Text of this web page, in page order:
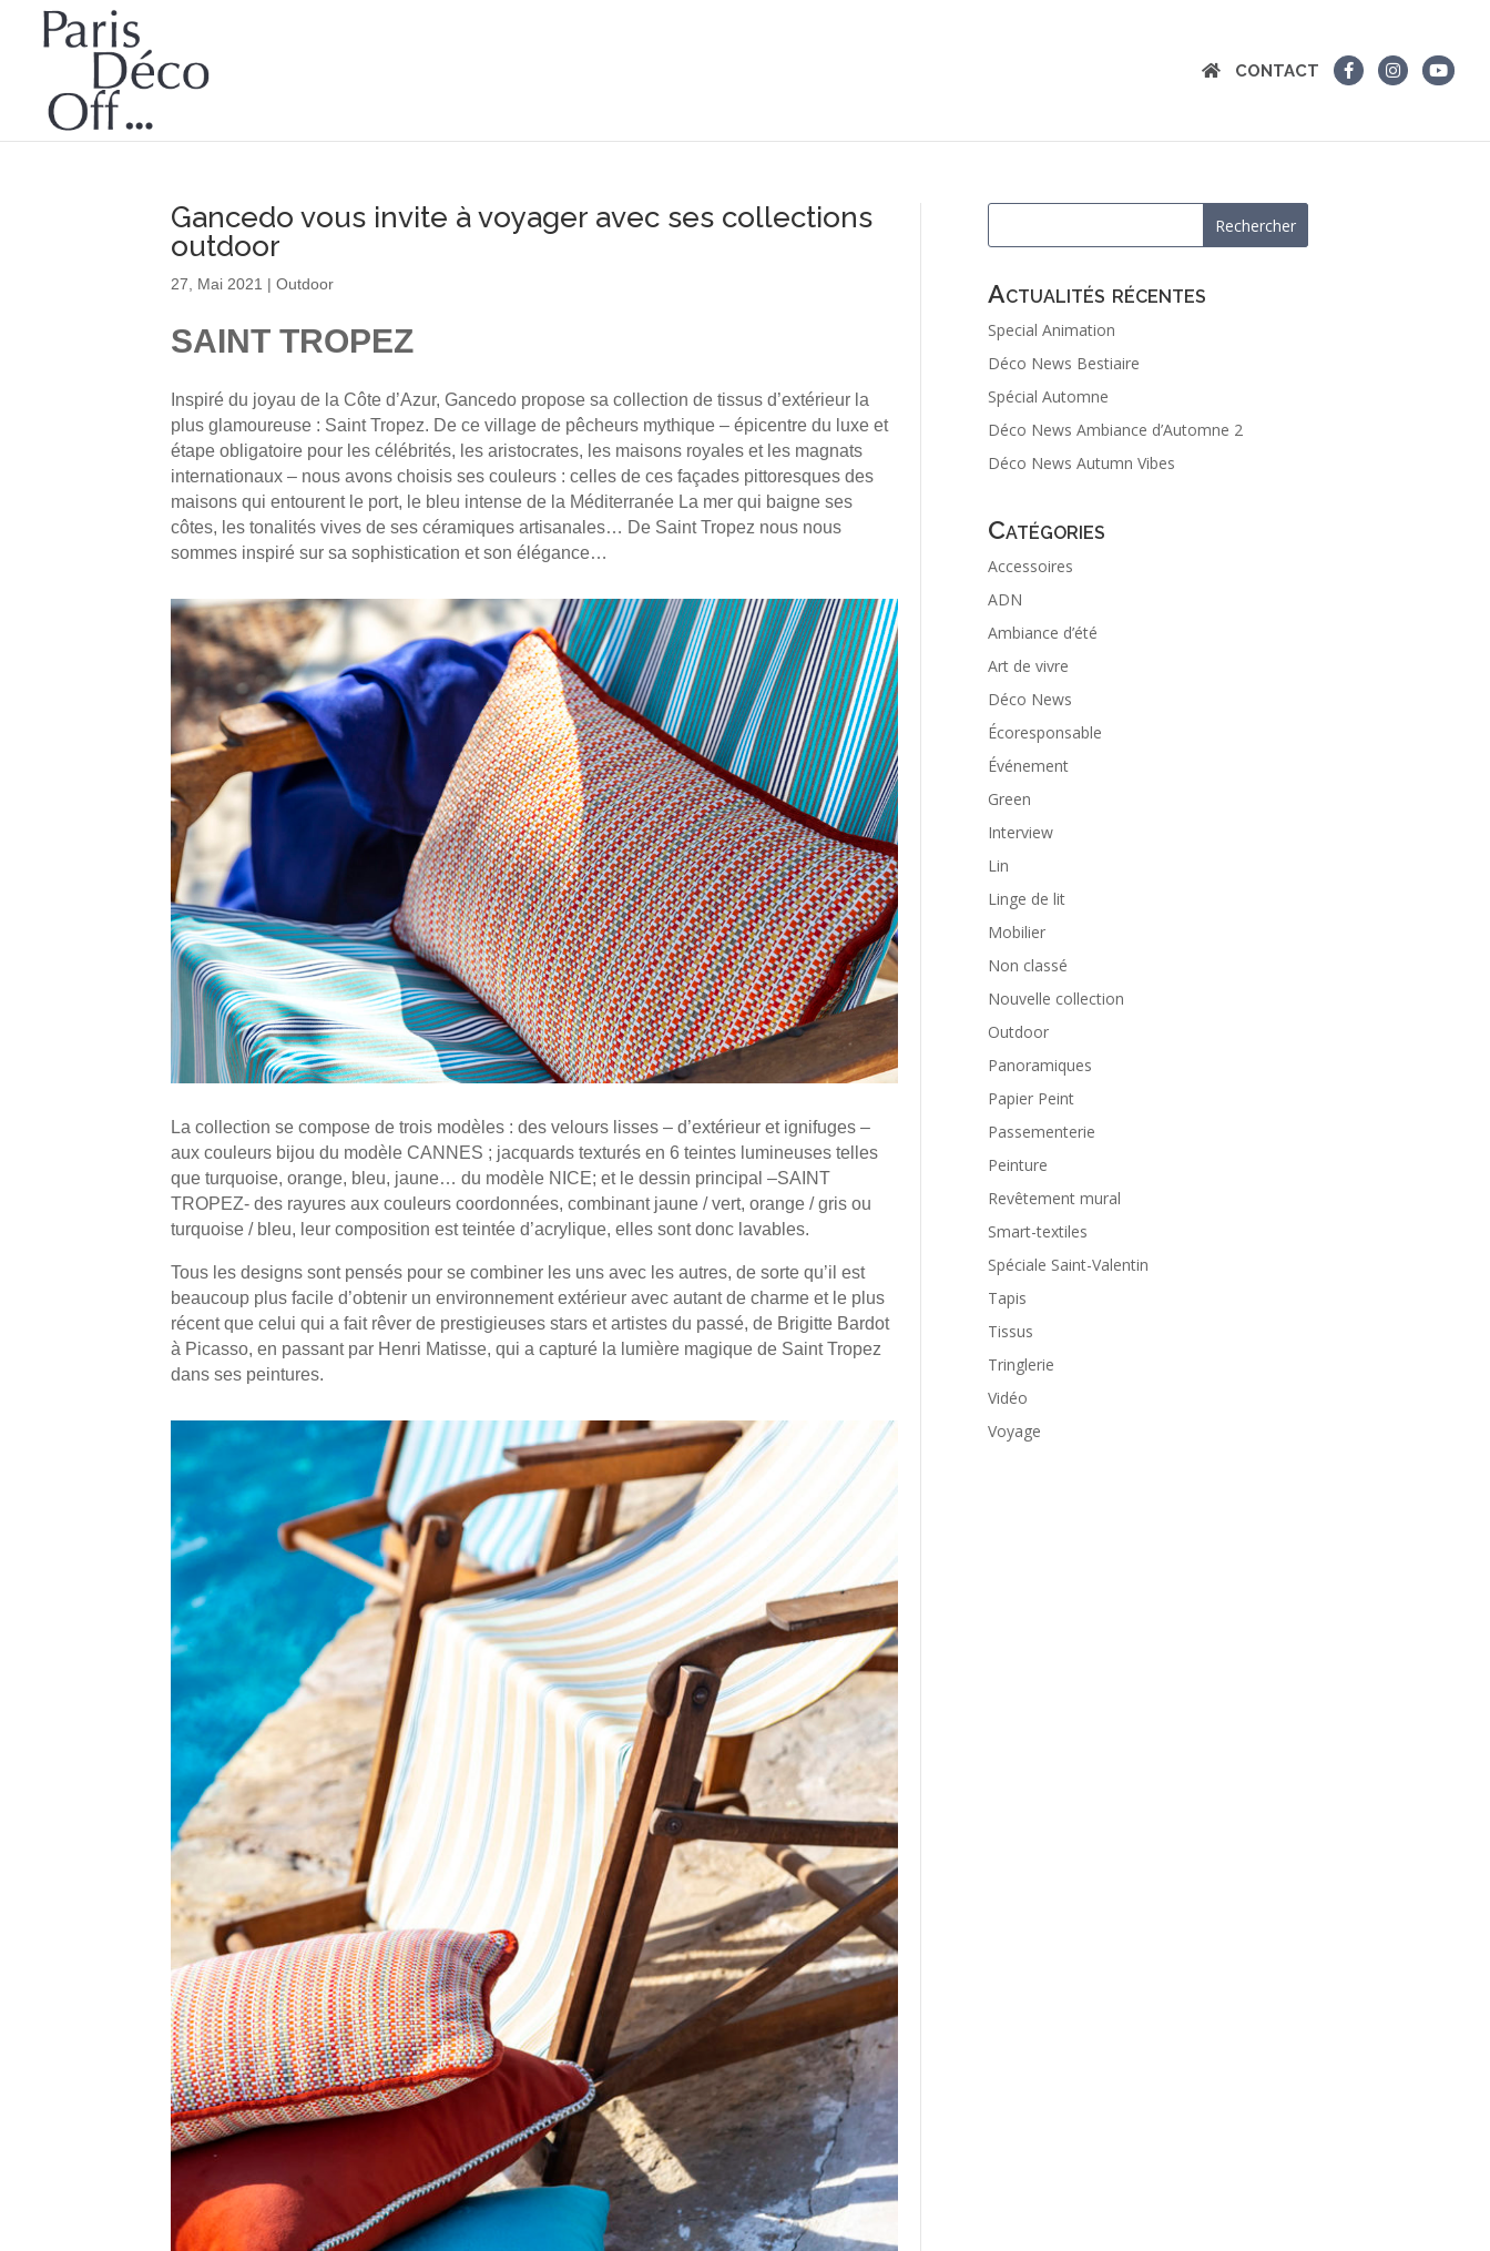
CONTACT
Gancedo vous invite à voyager avec ses collections
outdoor
27, Mai 2021 |Outdoor
SAINT TROPEZ
Inspiré du joyau de la Côte d’Azur, Gancedo propose sa collection de tissus d’extérieur la
plus glamoureuse : Saint Tropez. De ce village de pêcheurs mythique – épicentre du luxe et
étape obligatoire pour les célébrités, les aristocrates, les maisons royales et les magnats
internationaux – nous avons choisis ses couleurs : celles de ces façades pittoresques des
maisons qui entourent le port, le bleu intense de la Méditerranée La mer qui baigne ses
côtes, les tonalités vives de ses céramiques artisanales… De Saint Tropez nous nous
sommes inspiré sur sa sophistication et son élégance…
La collection se compose de trois modèles : des velours lisses – d’extérieur et ignifuges –
aux couleurs bijou du modèle CANNES ; jacquards texturés en 6 teintes lumineuses telles
que turquoise, orange, bleu, jaune… du modèle NICE; et le dessin principal –SAINT
TROPEZ- des rayures aux couleurs coordonnées, combinant jaune / vert, orange / gris ou
turquoise / bleu, leur composition est teintée d’acrylique, elles sont donc lavables.
Tous les designs sont pensés pour se combiner les uns avec les autres, de sorte qu’il est
beaucoup plus facile d’obtenir un environnement extérieur avec autant de charme et le plus
récent que celui qui a fait rêver de prestigieuses stars et artistes du passé, de Brigitte Bardot
à Picasso, en passant par Henri Matisse, qui a capturé la lumière magique de Saint Tropez
dans ses peintures.
Actualités récentes
Special Animation
Déco News Bestiaire
Spécial Automne
Déco News Ambiance d’Automne 2
Déco News Autumn Vibes
Catégories
Accessoires
ADN
Ambiance d’été
Art de vivre
Déco News
Écoresponsable
Événement
Green
Interview
Lin
Linge de lit
Mobilier
Non classé
Nouvelle collection
Outdoor
Panoramiques
Papier Peint
Passementerie
Peinture
Revêtement mural
Smart-textiles
Spéciale Saint-Valentin
Tapis
Tissus
Tringlerie
Vidéo
Voyage